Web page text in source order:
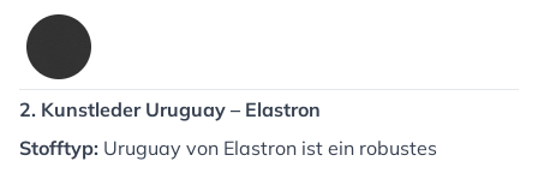
2. Kunstleder Uruguay – Elastron
Stofftyp: Uruguay von Elastron ist ein robustes